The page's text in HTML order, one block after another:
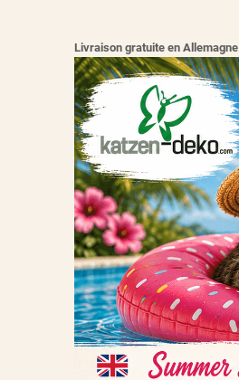
Livraison gratuite en Allemagne